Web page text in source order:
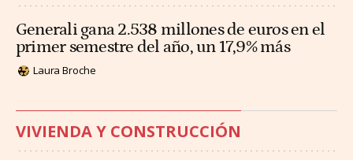
Generali gana 2.538 millones de euros en el
primer semestre del año, un 17,9% más
Laura Broche
VIVIENDA Y CONSTRUCCIÓN